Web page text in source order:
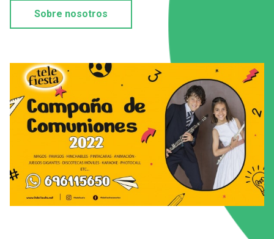
Sobre nosotros